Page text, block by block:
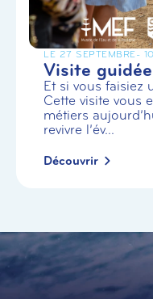
LE 27 SEPTEMBRE-
Visite guidée
Et si vous faisiez
Cette visite vous
métiers
revivre l’év...
Découvrir